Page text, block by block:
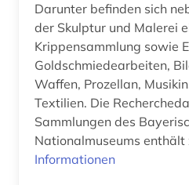
Darunter befinden sich
der Skulptur und Malerei
Krippensammlung sowie
Goldschmiedearbeiten,
Waffen, Prozellan,
Textilien. Die
Sammlungen des
Nationalmuseums enthält
Informationen